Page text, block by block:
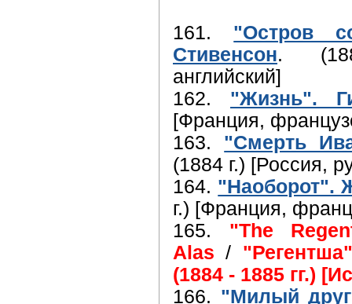
161. "Остров
Стивенсон.
английский]
162. "Жизнь".
[Франция,
163. "Смерть
(1884 г.) [Россия,
164. "Наоборот".
г.) [Франция,
165. "The
Alas /
(1884 - 1885 гг.)
166. "Милый